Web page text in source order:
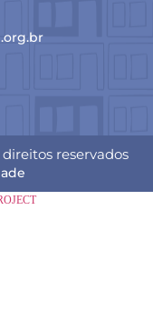
reservados